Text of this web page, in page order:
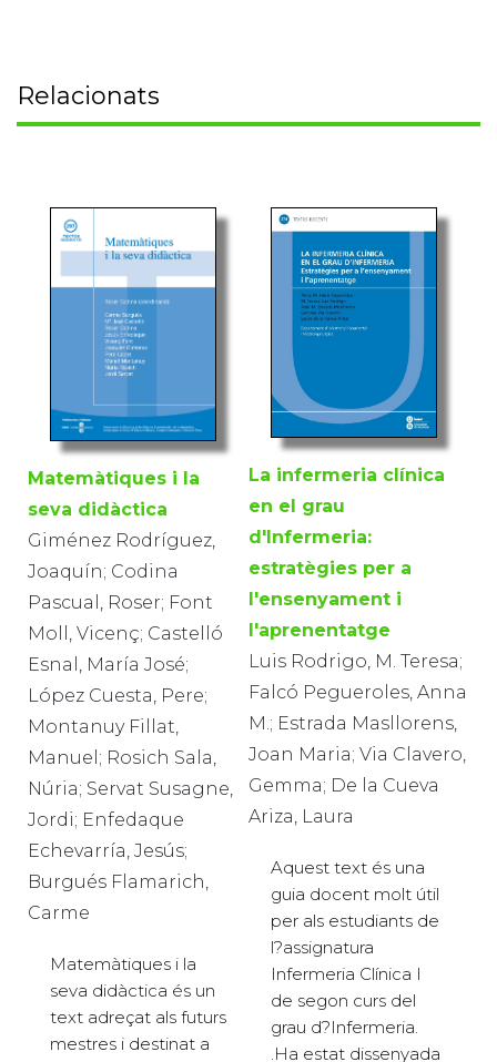
Relacionats
Matemàtiques i la
seva didàctica
Giménez Rodríguez,
Joaquín; Codina
Pascual, Roser; Font
Moll, Vicenç; Castelló
Esnal, María José;
López Cuesta, Pere;
Montanuy Fillat,
Manuel; Rosich Sala,
Núria; Servat Susagne,
Jordi; Enfedaque
Echevarría, Jesús;
Burgués Flamarich,
Carme
Matemàtiques i la
seva didàctica és un
text adreçat als futurs
mestres i destinat a
La infermeria clínica
en el grau
d'Infermeria:
estratègies per a
l'ensenyament i
l'aprenentatge
Luis Rodrigo, M. Teresa;
Falcó Pegueroles, Anna
M.; Estrada Masllorens,
Joan Maria; Via Clavero,
Gemma; De la Cueva
Ariza, Laura
Aquest text és una
guia docent molt útil
per als estudiants de
l?assignatura
Infermeria Clínica I
de segon curs del
grau d?Infermeria.
.Ha estat dissenyada